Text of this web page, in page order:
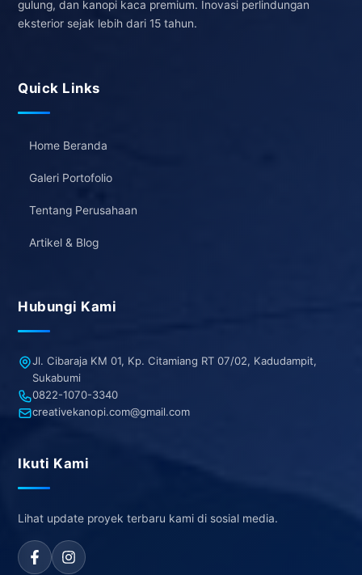
gulung, dan kanopi kaca premium. Inovasi perlindungan
eksterior sejak lebih dari 15 tahun.
Quick Links
Home Beranda
Galeri Portofolio
Tentang Perusahaan
Artikel & Blog
Hubungi Kami
Jl. Cibaraja KM 01, Kp. Citamiang RT 07/02, Kadudampit,
Sukabumi
0822-1070-3340
creativekanopi.com@gmail.com
Ikuti Kami
Lihat update proyek terbaru kami di sosial media.